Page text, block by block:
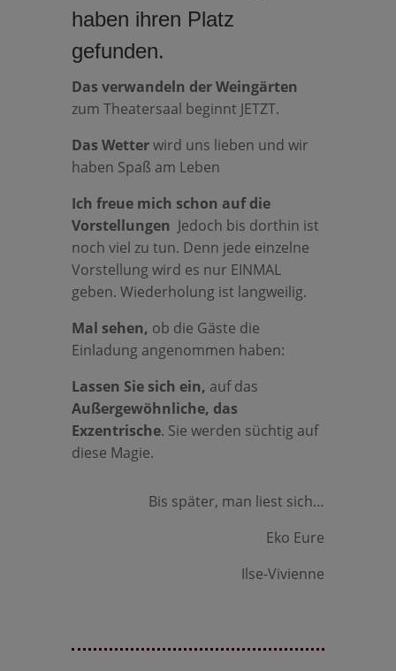
haben ihren Platz
gefunden.
Das verwandeln der Weingärten
zum Theatersaal beginnt JETZT.
Das Wetterwird uns lieben und wir
haben Spaß am Leben
Ich freue mich schon auf die
Vorstellungen Jedoch bis dorthin ist
noch viel zu tun. Denn jede einzelne
Vorstellung wird es nur EINMAL
geben. Wiederholung ist langweilig.
Mal sehen, ob die Gäste die
Einladung angenommen haben:
Lassen Sie sich ein, auf das
Außergewöhnliche, das
Exzentrische. Sie werden süchtig auf
diese Magie.
Bis später, man liest sich…
Eko Eure
Ilse-Vivienne